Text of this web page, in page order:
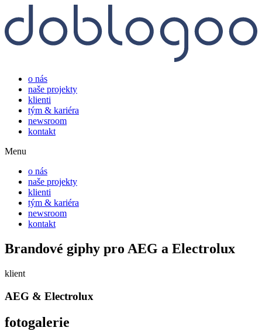
o nás
naše projekty
klienti
tým & kariéra
newsroom
kontakt
Menu
o nás
naše projekty
klienti
tým & kariéra
newsroom
kontakt
Brandové giphy pro AEG a Electrolux
klient
AEG & Electrolux
fotogalerie